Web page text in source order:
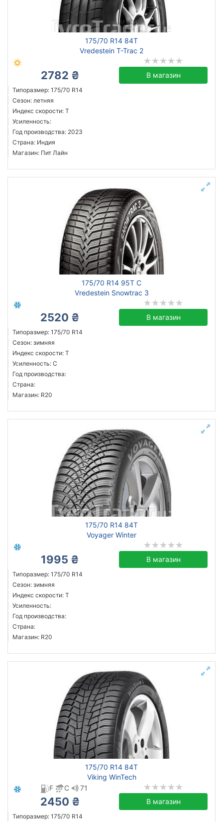
175/70 R14 84T
Vredestein T-Trac 2
2782 ₴ В магазин
Типоразмер: 175/70 R14
Сезон: летняя
Индекс скорости: T
Усиленность:
Год производства: 2023
Страна: Индия
Магазин: Пит Лайн
175/70 R14 95T C
Vredestein Snowtrac 3
2520 ₴ В магазин
Типоразмер: 175/70 R14
Сезон: зимняя
Индекс скорости: T
Усиленность: C
Год производства:
Страна:
Магазин: R20
175/70 R14 84T
Voyager Winter
1995 ₴ В магазин
Типоразмер: 175/70 R14
Сезон: зимняя
Индекс скорости: T
Усиленность:
Год производства:
Страна:
Магазин: R20
175/70 R14 84T
Viking WinTech
F
C 71
2450 ₴ В магазин
Типоразмер: 175/70 R14